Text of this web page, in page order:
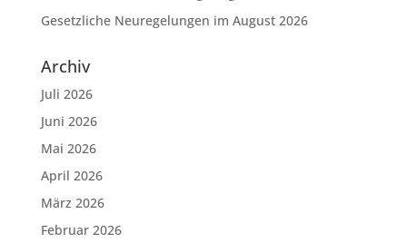
Gesetzliche Neuregelungen im August 2026
Archiv
Juli 2026
Juni 2026
Mai 2026
April 2026
März 2026
Februar 2026